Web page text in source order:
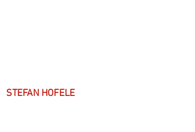
STEFAN HOFELE